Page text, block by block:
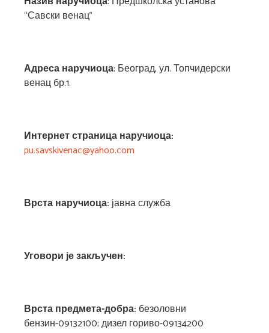
“Савски венац”
Адреса наручиоца: Београд, ул. Топчидерски
венац бр.1.
Интернет страница наручиоца:
pu.savskivenac@yahoo.com
Врста наручиоца:јавна служба
Уговори је закључен:
Врста предмета-добра: безоловни
бензин-09132100; дизел гориво-09134200